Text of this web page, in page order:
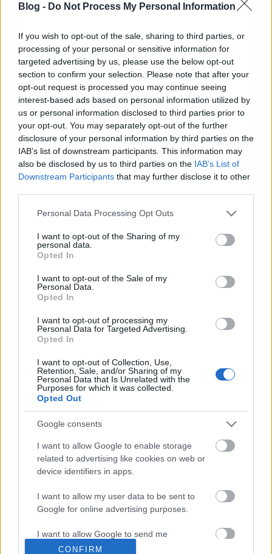
Blog - Do Not Process My Personal Information
If you wish to opt-out of the sale, sharing to third parties, or
processing of your personal or sensitive information for
targeted advertising by us, please use the below opt-out
section to confirm your selection. Please note that after your
opt-out request is processed you may continue seeing
interest-based ads based on personal information utilized by
us or personal information disclosed to third parties prior to
your opt-out. You may separately opt-out of the further
disclosure of your personal information by third parties on the
IAB’s list of downstream participants. This information may
also be disclosed by us to third parties on the IAB’s List of
Downstream Participants that may further disclose it to other
Please note that this website/app uses one or more Google
not limited to your visit or usage behaviour. You may click to
grant or deny consent to Google and its third-party tags to
use your data for below specified purposes in below Google
consent section.
Personal Data Processing Opt Outs
I want to opt-out of the Sharing of my
personal data.
Opted In
I want to opt-out of the Sale of my
Personal Data.
Opted In
I want to opt-out of processing my
Personal Data for Targeted Advertising.
Opted In
I want to opt-out of Collection, Use,
Retention, Sale, and/or Sharing of my
Personal Data that Is Unrelated with the
Purposes for which it was collected.
Opted Out
Google consents
I want to allow Google to enable storage
related to advertising like cookies on web or
device identifiers in apps.
I want to allow my user data to be sent to
Google for online advertising purposes.
I want to allow Google to send me
personalized advertising.
CONFIRM
díjszezon 2015: az arany málna
jelöltjei
Németh Barna•2016. február 28.
Holnap jönnek az Oscar-jelölések, ami csak egyet
jelenthet: itt vannak az Arany Málna reménységei,
akik közül holnap három is ismételhet egy sokkal
kellemesebb kontextusban. Most viszont itt vannak,
azt meg majd mindenki eldönti maga, ki mennyire
díjszezon 2014: az arany málna
jelöltjei
Németh Barna•2015. február 22.
Holnap jönnek az Oscar-jelölések, ami nem jelenthet
mást, mint hogy itt vannak az év legsilányabb
munkáit felvonultató Arany Málna jelöltek, amelyek
között most először felbukkant egy LEGJOBB
kategória is azon filmesek számára, akik szintet
ugrottak a málnakalandjuk óta.…
arany málna díjak 2014
A sok jó között időzzünk el a legrosszabbaknál egy
Awardsot, azaz az Arany Málna díjakat. Az idei
díjszezon tükrében talán nem okozok meglepetést
filmAfter EarthGrown…